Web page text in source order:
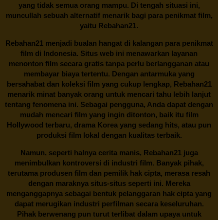
yang tidak semua orang mampu. Di tengah situasi ini,
muncullah sebuah alternatif menarik bagi para penikmat film,
yaitu Rebahan21.
Rebahan21menjadi bualan hangat di kalangan para penikmat
film di Indonesia. Situs web ini menawarkan layanan
menonton film secara gratis tanpa perlu berlangganan atau
membayar biaya tertentu. Dengan antarmuka yang
bersahabat dan koleksi film yang cukup lengkap, Rebahan21
menarik minat banyak orang untuk mencari tahu lebih lanjut
tentang fenomena ini. Sebagai pengguna, Anda dapat dengan
mudah mencari film yang ingin ditonton, baik itu film
Hollywood terbaru, drama Korea yang sedang hits, atau pun
produksi film lokal dengan kualitas terbaik.
Namun, seperti halnya cerita manis, Rebahan21juga
menimbulkan kontroversi di industri film. Banyak pihak,
terutama produsen film dan pemilik hak cipta, merasa resah
dengan maraknya situs-situs seperti ini. Mereka
menganggapnya sebagai bentuk pelanggaran hak cipta yang
dapat merugikan industri perfilman secara keseluruhan.
Pihak berwenang pun turut terlibat dalam upaya untuk